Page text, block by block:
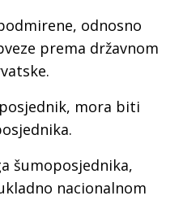
odnosno
prema državnom
mora biti
šumoposjednika,
nacionalnom